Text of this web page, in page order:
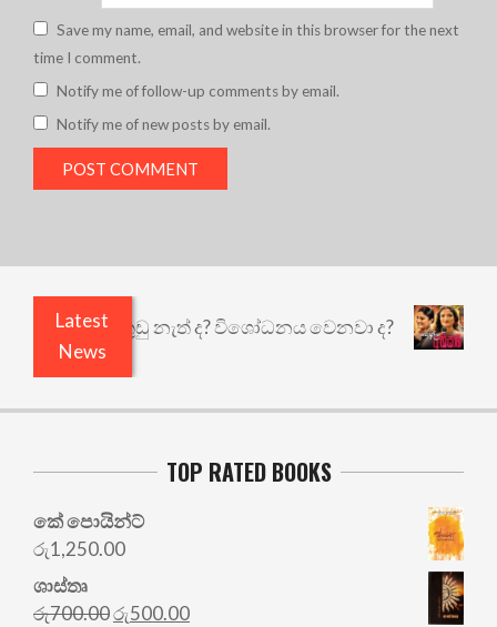
Save my name, email, and website in this browser for the next
time I comment.
Notify me of follow-up comments by email.
Notify me of new posts by email.
Latest
News
ඇතුළෙයි කුඩු නැත් ද? විශෝධනය වෙනවා ද?
TOP RATED BOOKS
කේ පොයින්ට්
රු1,250.00
ශාස්තෘ
රු700.00Original
රු500.00Current